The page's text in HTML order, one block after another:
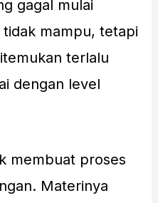
gagal mulai
mampu, tetapi
terlalu
dengan level
membuat proses
Materinya